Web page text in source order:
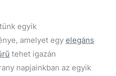
egyik
amelyet egy elegáns
tehet igazán
napjainkban az egyik